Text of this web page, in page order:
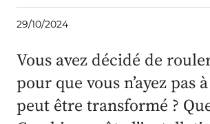
29/10/2024
Vous avez décidé de
pour que vous n’ayez
peut être transformé ?